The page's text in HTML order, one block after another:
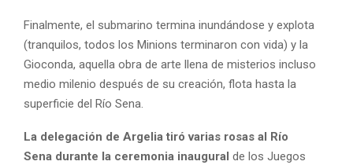
Finalmente, el submarino termina inundándose y explota
(tranquilos, todos los Minions terminaron con vida) y la
Gioconda, aquella obra de arte llena de misterios incluso
medio milenio después de su creación, flota hasta la
superficie del Río Sena.
La delegación de Argelia tiró varias rosas al Río
Sena durante la ceremonia inaugural de los Juegos